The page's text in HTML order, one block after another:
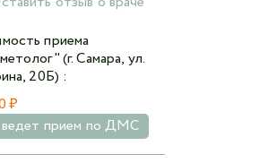
приема
(г. Самара, ул.
20Б) :
₽
прием по ДМС
Я не
робот
данную форму,
данных СМК «Медгард»